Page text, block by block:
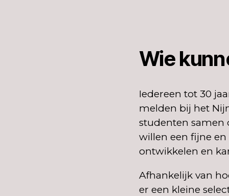
Wie
Iedereen tot 30
melden bij het
studenten samen
willen een fijne
ontwikkelen en
Afhankelijk van
er een kleine